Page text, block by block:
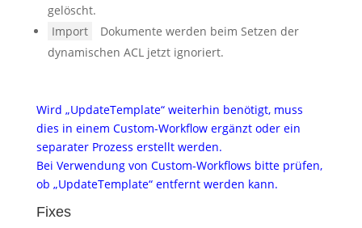
gelöscht.
Import
Dokumente werden beim Setzen der
dynamischen ACL jetzt ignoriert.
Wird „UpdateTemplate“ weiterhin benötigt, muss
dies in einem Custom-Workflow ergänzt oder ein
separater Prozess erstellt werden.
Bei Verwendung von Custom-Workflows bitte prüfen,
ob „UpdateTemplate“ entfernt werden kann.
Fixes